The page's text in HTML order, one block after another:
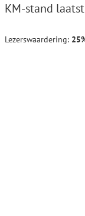
KM-stand laatst
Lezerswaardering: